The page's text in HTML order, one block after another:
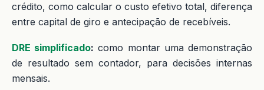
crédito, como calcular o custo efetivo total, diferença
entre capital de giro e antecipação de recebíveis.
DRE simplificado: como montar uma demonstração
de resultado sem contador, para decisões internas
mensais.